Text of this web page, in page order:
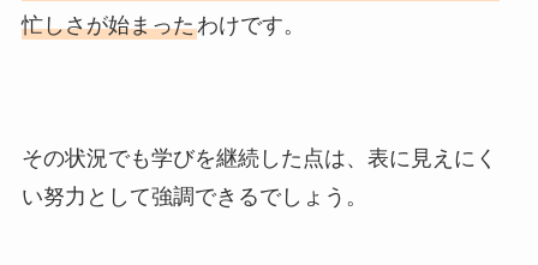
忙しさが始まったわけです。
その状況でも学びを継続した点は、表に見えにく
い努力として強調できるでしょう。